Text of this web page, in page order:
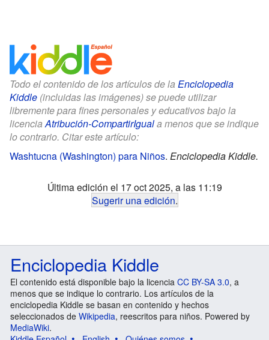
Todo el contenido de los artículos de la Enciclopedia
Kiddle (incluidas las imágenes) se puede utilizar
libremente para fines personales y educativos bajo la
licenciaAtribución-CompartirIguala menos que se indique
lo contrario. Citar este artículo:
Washtucna (Washington) para Niños. Enciclopedia Kiddle.
Última edición el 17 oct 2025, a las 11:19
Sugerir una edición.
Enciclopedia Kiddle
El contenido está disponible bajo la licencia CC BY-SA 3.0, a
menos que se indique lo contrario. Los artículos de la
enciclopedia Kiddle se basan en contenido y hechos
seleccionados de Wikipedia, reescritos para niños. Powered by
MediaWiki.